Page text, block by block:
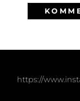
https://